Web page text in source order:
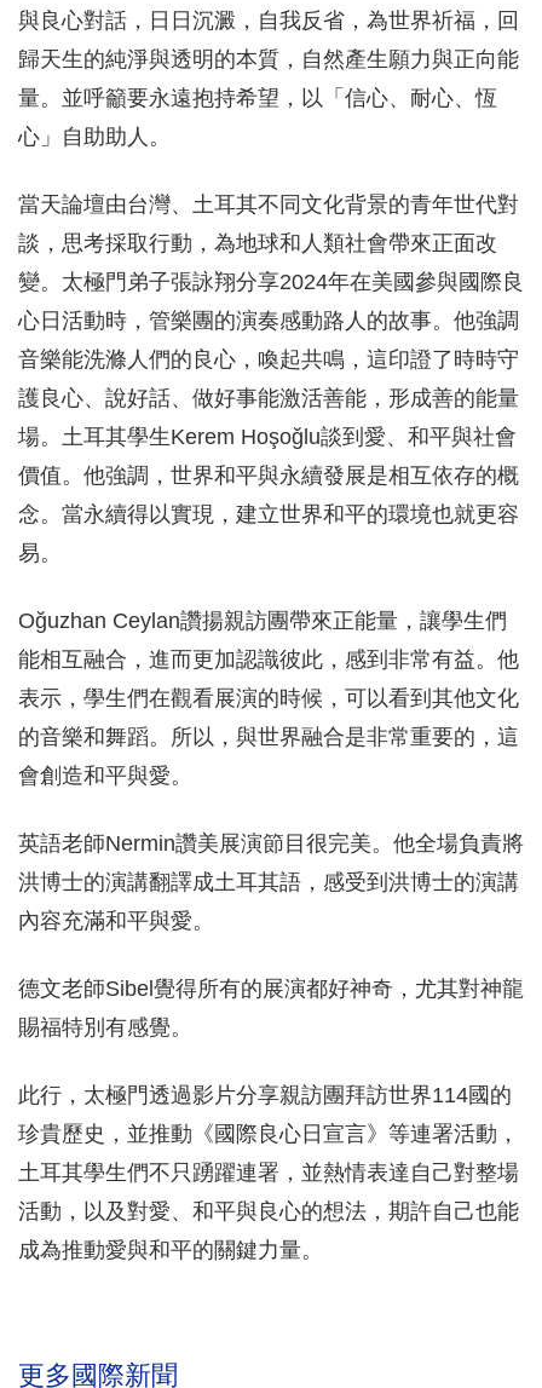
與良心對話，日日沉澱，自我反省，為世界祈福，回
歸天生的純淨與透明的本質，自然產生願力與正向能
量。並呼籲要永遠抱持希望，以「信心、耐心、恆
心」自助助人。
當天論壇由台灣、土耳其不同文化背景的青年世代對
談，思考採取行動，為地球和人類社會帶來正面改
變。太極門弟子張詠翔分享2024年在美國參與國際良
心日活動時，管樂團的演奏感動路人的故事。他強調
音樂能洗滌人們的良心，喚起共鳴，這印證了時時守
護良心、說好話、做好事能激活善能，形成善的能量
場。土耳其學生Kerem Hoşoğlu談到愛、和平與社會
價值。他強調，世界和平與永續發展是相互依存的概
念。當永續得以實現，建立世界和平的環境也就更容
易。
Oğuzhan Ceylan讚揚親訪團帶來正能量，讓學生們
能相互融合，進而更加認識彼此，感到非常有益。他
表示，學生們在觀看展演的時候，可以看到其他文化
的音樂和舞蹈。所以，與世界融合是非常重要的，這
會創造和平與愛。
英語老師Nermin讚美展演節目很完美。他全場負責將
洪博士的演講翻譯成土耳其語，感受到洪博士的演講
內容充滿和平與愛。
德文老師Sibel覺得所有的展演都好神奇，尤其對神龍
賜福特別有感覺。
此行，太極門透過影片分享親訪團拜訪世界114國的
珍貴歷史，並推動《國際良心日宣言》等連署活動，
土耳其學生們不只踴躍連署，並熱情表達自己對整場
活動，以及對愛、和平與良心的想法，期許自己也能
成為推動愛與和平的關鍵力量。
更多國際新聞